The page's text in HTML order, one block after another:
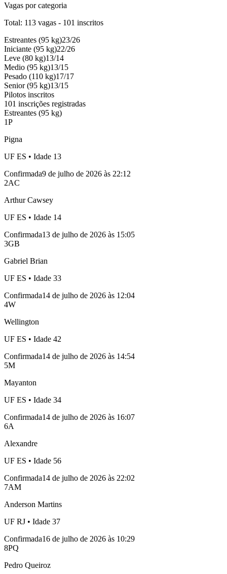
Vagas por categoria
Total: 113 vagas - 101 inscritos
Estreantes (95 kg)23/26
Iniciante (95 kg)22/26
Leve (80 kg)13/14
Medio (95 kg)13/15
Pesado (110 kg)17/17
Senior(95 kg)13/15
Pilotos inscritos
101 inscrições registradas
Estreantes (95 kg)
1P
Pigna
UF ES • Idade 13
Confirmada9 de julho de 2026 às 22:12
2AC
Arthur Cawsey
UF ES • Idade 14
Confirmada13 de julho de 2026 às 15:05
3GB
Gabriel Brian
UF ES • Idade 33
Confirmada14 de julho de 2026 às 12:04
4W
Wellington
UF ES • Idade 42
Confirmada14 de julho de 2026 às 14:54
5M
Mayanton
UF ES • Idade 34
Confirmada14 de julho de 2026 às 16:07
6A
Alexandre
UF ES • Idade 56
Confirmada14 de julho de 2026 às 22:02
7AM
Anderson Martins
UF RJ • Idade 37
Confirmada16 de julho de 2026 às 10:29
8PQ
Pedro Queiroz